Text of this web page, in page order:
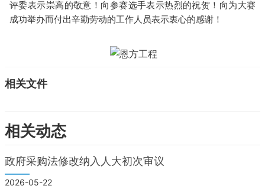
评委表示崇高的敬意！向参赛选手表示热烈的祝贺！向为大赛
成功举办而付出辛勤劳动的工作人员表示衷心的感谢！
相关文件
相关动态
政府采购法修改纳入人大初次审议
———
2026-05-22